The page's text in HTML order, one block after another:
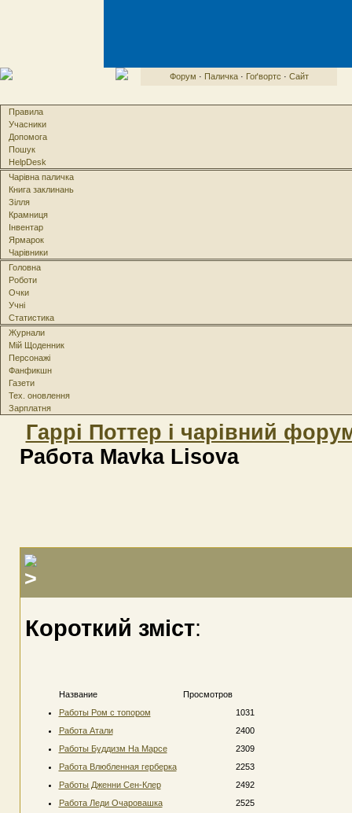
Форум · Паличка· Гоґвортс · Сайт
Правила
Учасники
Допомога
Пошук
HelpDesk
Чарівна паличка
Книга заклинань
Зілля
Крамниця
Інвентар
Ярмарок
Чарівники
Головна
Роботи
Очки
Учні
Статистика
Журнали
Мій Щоденник
Персонажі
Фанфикшн
Газети
Тех. оновлення
Зарплатня
Гаррі Поттер і чарівний
Работа Mavka Lisova
Короткий зміст:
Название
Просмотров
Работы Ром с топором
1031
Работа Атали
2400
Работы Буддизм На Марсе
2309
Работа Влюбленная герберка
2253
Работы Дженни Сен-Клер
2492
Работа Леди Очаровашка
2525